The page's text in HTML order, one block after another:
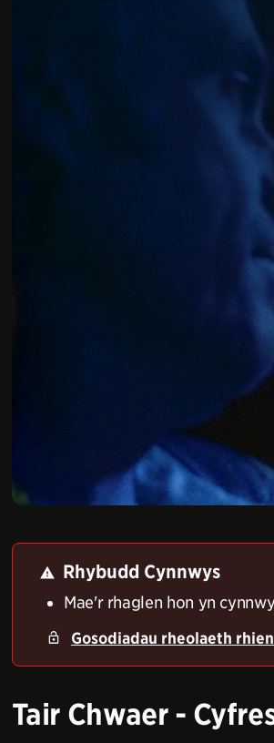
Rhybudd Cynnwys
Mae'r rhaglen hon yn
Gosodiadau rheolaeth
Tair Chwaer -